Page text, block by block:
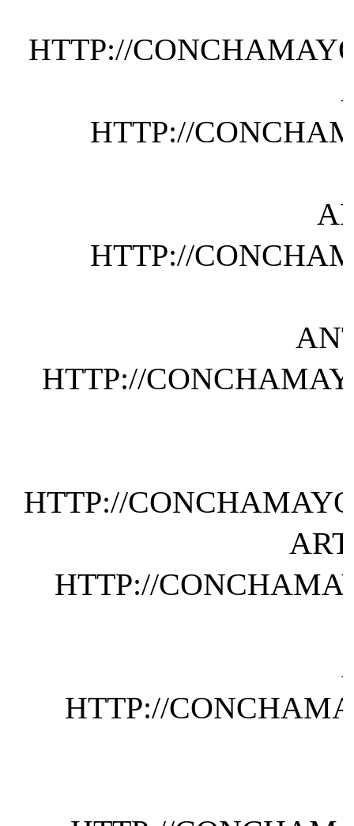
HTTP://
HTTP://
HTTP://
HTTP://
HTTP://
HTTP://
HTTP://